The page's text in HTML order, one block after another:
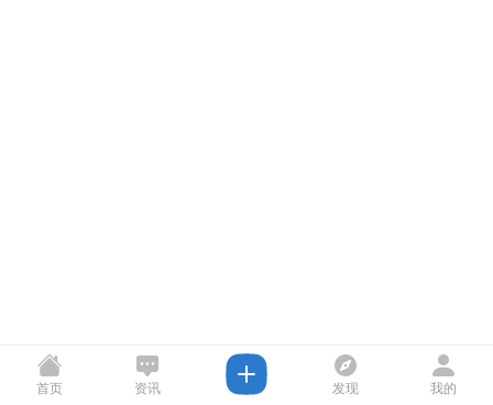
首页 资讯 发现 我的